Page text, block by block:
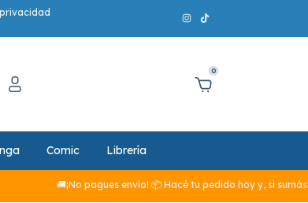
0
Comic Librería
🚚¡No pagues envío! 📦 Hacé tu pedido hoy y, si sumás